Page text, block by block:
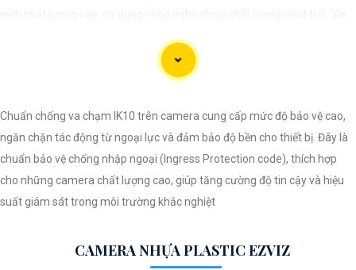
khách hàng sự an tâm và yên tâm về an ninh tại mọi không gian. Hệ
thống camera nhựa của chúng An Thành Phát Không chỉ mang lại hình
hiệu quả. Đến với chúng tôi, quý khách sẽ được tư vấn kỹ lưỡng và lựa
chọn giải pháp an ninh tốt nhất cho gia đình, cửa hàng hoặc doanh
nghiệp của mình. Hãy để chúng tôi giúp bạn bảo vệ mọi khoảnh khắc
quan trọng."
Chuẩn chống va chạm IK10 trên camera cung cấp mức độ bảo vệ cao,
ngăn chặn tác động từ ngoại lực và đảm bảo độ bền cho thiết bị. Đây là
chuẩn bảo vệ chống nhập ngoại (Ingress Protection code), thích hợp
cho những camera chất lượng cao, giúp tăng cường độ tin cậy và hiệu
suất giám sát trong môi trường khắc nghiệt
CAMERA NHỰA PLASTIC EZVIZ